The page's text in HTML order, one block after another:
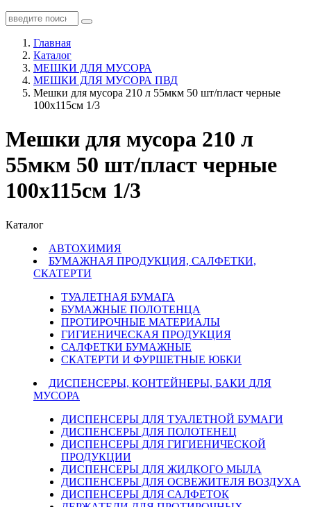
Главная
Каталог
МЕШКИ ДЛЯ МУСОРА
МЕШКИ ДЛЯ МУСОРА ПВД
Мешки для мусора 210 л 55мкм 50 шт/пласт черные
100х115см 1/3
Мешки для мусора 210 л
55мкм 50 шт/пласт черные
100х115см 1/3
Каталог
АВТОХИМИЯ
БУМАЖНАЯ ПРОДУКЦИЯ, САЛФЕТКИ,
СКАТЕРТИ
ТУАЛЕТНАЯ БУМАГА
БУМАЖНЫЕ ПОЛОТЕНЦА
ПРОТИРОЧНЫЕ МАТЕРИАЛЫ
ГИГИЕНИЧЕСКАЯ ПРОДУКЦИЯ
САЛФЕТКИ БУМАЖНЫЕ
СКАТЕРТИ И ФУРШЕТНЫЕ ЮБКИ
ДИСПЕНСЕРЫ, КОНТЕЙНЕРЫ, БАКИ ДЛЯ
МУСОРА
ДИСПЕНСЕРЫ ДЛЯ ТУАЛЕТНОЙ БУМАГИ
ДИСПЕНСЕРЫ ДЛЯ ПОЛОТЕНЕЦ
ДИСПЕНСЕРЫ ДЛЯ ГИГИЕНИЧЕСКОЙ
ПРОДУКЦИИ
ДИСПЕНСЕРЫ ДЛЯ ЖИДКОГО МЫЛА
ДИСПЕНСЕРЫ ДЛЯ ОСВЕЖИТЕЛЯ ВОЗДУХА
ДИСПЕНСЕРЫ ДЛЯ САЛФЕТОК